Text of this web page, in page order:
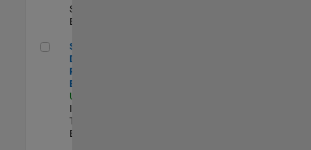
Sales |
Experimentado
Senior Database Reliability Engineer
Senior
Database
Reliability
Engineer
US-MA-Natick
Information
Technology |
Experimentado